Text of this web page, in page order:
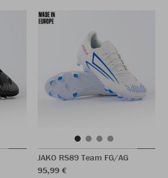
JAKO RS89 Team FG/AG
95,99 €